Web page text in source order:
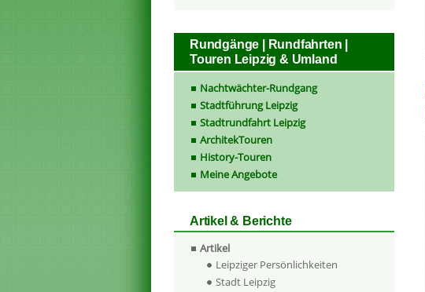
Rundgänge | Rundfahrten |
Touren Leipzig & Umland
Nachtwächter-Rundgang
Stadtführung Leipzig
Stadtrundfahrt Leipzig
ArchitekTouren
History-Touren
Meine Angebote
Artikel & Berichte
Artikel
Leipziger Persönlichkeiten
Stadt Leipzig